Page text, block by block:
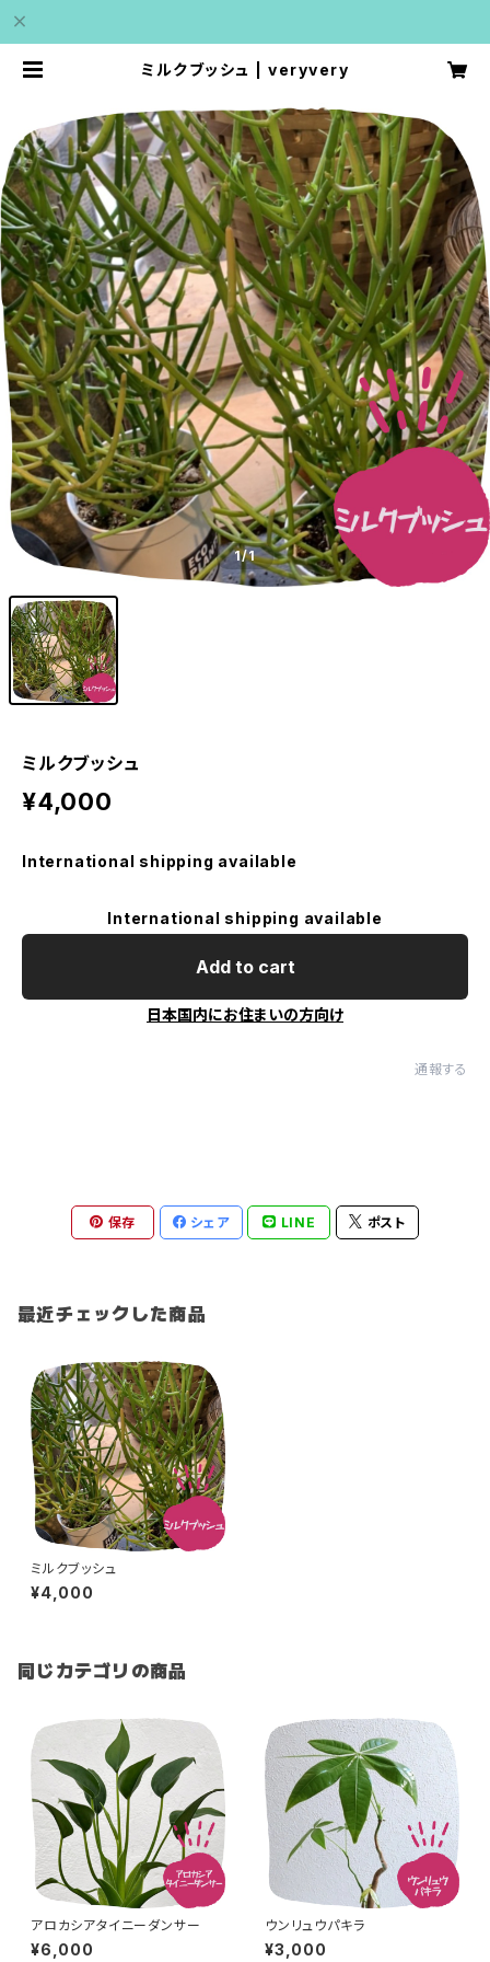
ミルクブッシュ | veryvery
1/1
ミルクブッシュ
¥4,000
International shipping available
International shipping available
Add to cart
日本国内にお住まいの方向け
通報する
保存 シェア LINE ポスト
最近チェックした商品
ミルクブッシュ
¥4,000
同じカテゴリの商品
アロカシアタイニーダンサー
¥6,000
ウンリュウパキラ
¥3,000